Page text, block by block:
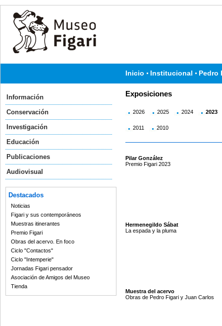
Inicio Institucional Pedro
Información
Conservación
Investigación
Educación
Publicaciones
Audiovisual
Destacados
Noticias
Figari y sus contemporáneos
Muestras itinerantes
Premio Figari
Obras del acervo. En foco
Ciclo "Contactos"
Ciclo "Intemperie"
Jornadas Figari pensador
Asociación de Amigos del Museo
Tienda
Exposiciones
2026 2025 2024 2023
2011 2010
Pilar González
Premio Figari 2023
Hermenegildo Sábat
La espada y la pluma
Muestra del acervo
Obras de Pedro Figari y Juan Carlos